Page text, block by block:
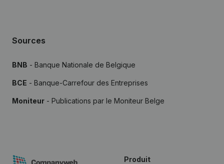
Sources
BNB - Banque Nationale de Belgique
BCE - Banque-Carrefour des Entreprises
Moniteur - Publications par le Moniteur Belge
Produit